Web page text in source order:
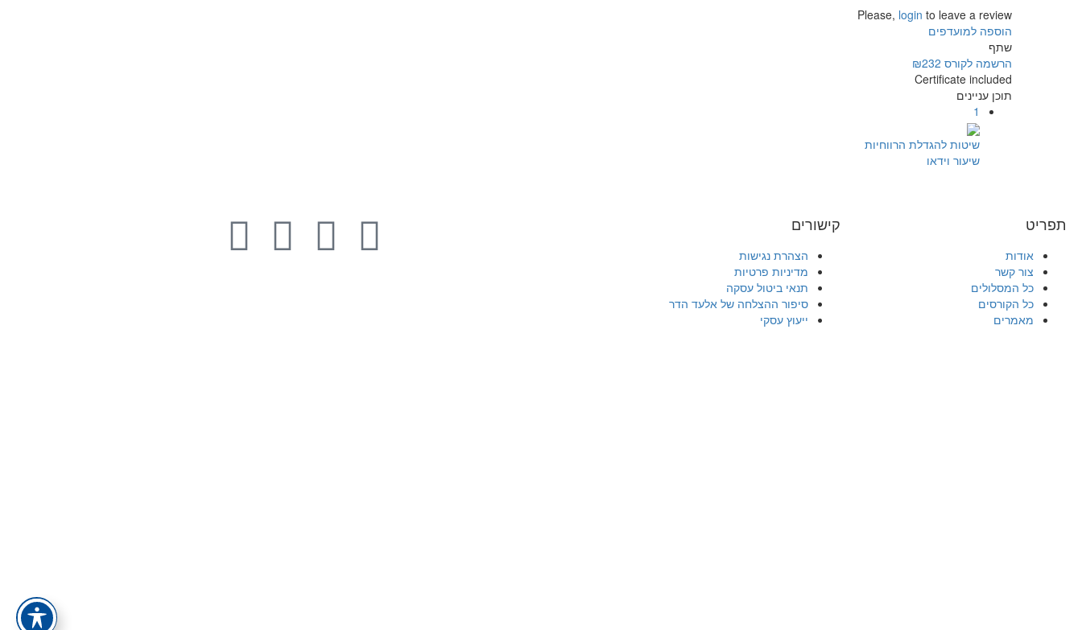
Please, login to leave a review
הוספה למועדפים
שתף
הרשמה לקורס ₪232
Certificate included
תוכן עניינים
1
שיטות להגדלת הרווחיות
שיעור וידאו
תפריט
אודות
צור קשר
כל המסלולים
כל הקורסים
מאמרים
קישורים
הצהרת נגישות
מדיניות פרטיות
תנאי ביטול עסקה
סיפור ההצלחה של אלעד הדר
ייעוץ עסקי